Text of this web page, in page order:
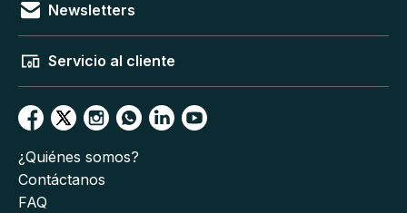
Newsletters
Servicio al cliente
¿Quiénes somos?
Contáctanos
FAQ